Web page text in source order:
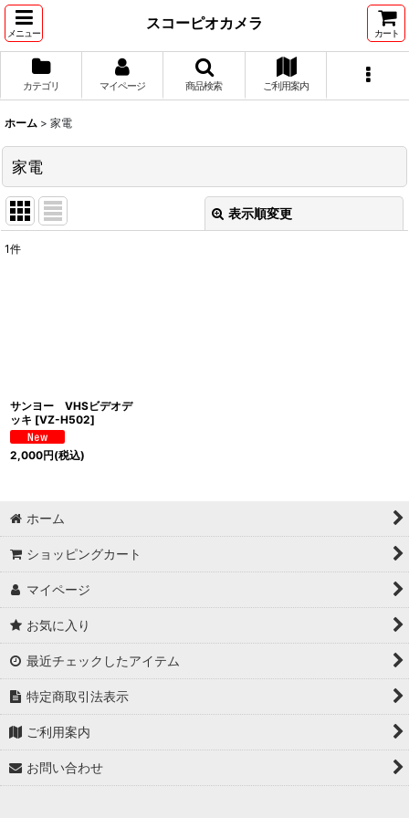
メニュー
スコーピオカメラ
カート
カテゴリ マイページ 商品検索 ご利用案内
ホーム > 家電
家電
表示順変更
1件
サンヨー VHSビデオデ
ッキ [VZ-H502]
2,000円(税込)
ホーム
ショッピングカート
マイページ
お気に入り
最近チェックしたアイテム
特定商取引法表示
ご利用案内
お問い合わせ